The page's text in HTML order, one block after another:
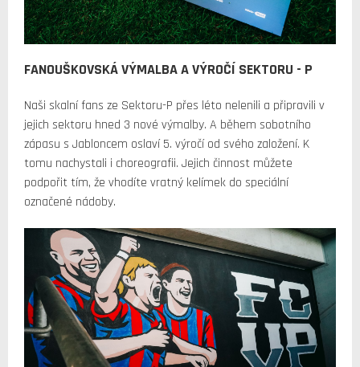
FANOUŠKOVSKÁ VÝMALBA A VÝROČÍ SEKTORU - P
Naši skalní fans ze Sektoru-P přes léto nelenili a připravili v
jejich sektoru hned 3 nové výmalby. A během sobotního
zápasu s Jabloncem oslaví 5. výročí od svého založení. K
tomu nachystali i choreografii. Jejich činnost můžete
podpořit tím, že vhodíte vratný kelímek do speciální
označené nádoby.